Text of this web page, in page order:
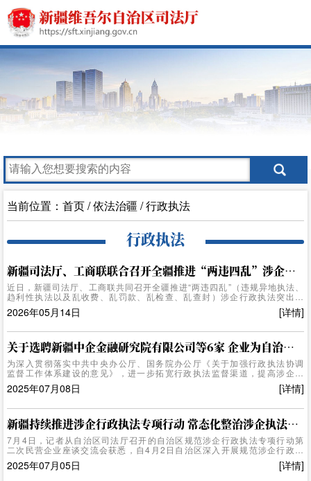
当前位置： 首页/依法治疆 /行政执法
行政执法
新疆司法厅、工商联联合召开全疆推进“两违四乱”涉企行政执法突出问题集中整治和重大民生实事商会企业家座谈会
近日，新疆司法厅、工商联共同召开全疆推进“两违四乱”（违规异地执法、
趋利性执法以及乱收费、乱罚款、乱检查、乱查封）涉企行政执法突出问
题集中整治和重大民生实事商会企业家座谈会。新疆浙江商会、广东商
会、黄冈商会、温州商会、四川商会、废旧物资回收商会、汽车后市场商
谈。 会议通报了新疆“两违四乱”涉企行政执法集中整治民生实事工作阶段
性情况，并指出，自2025年3月以来，新疆认真贯彻落实党中央国务院关
于开展规范涉企行政执法专项行动决策部署，聚焦企业反映强烈的突出问
题，精准监督、动真碰硬，加大纠治力度，推进严格规范公正文明执法，
切实维护企业合法权...
2026年05月14日 [详情]
关于选聘新疆中企金融研究院有限公司等6家 企业为自治区行政执法监督企业联系点的公告
为深入贯彻落实中共中央办公厅、国务院办公厅《关于加强行政执法协调
监督工作体系建设的意见》，进一步拓宽行政执法监督渠道，提高涉企行
政执法监督效能，持续优化营商环境，根据《新疆维吾尔自治区行政执法
监督联系点管理办法》规定，自治区司法厅选聘新疆中企金融研究院有限
年7月至2028年7月。企业联系点职责：信息反馈、监督评价、沟通协调。
主要包括：反映行政执法和行政执法监督工作情况，特别是有关行政执法
部门在本企业、本行业的执法情况，评价行政执法质效，提出合理化意见
和建议；协助收集涉及行政执法的社情民意；对行政执法行为进行社会监
督，反映社会各界的意见和...
2025年07月08日 [详情]
新疆持续推进涉企行政执法专项行动 常态化整治涉企执法乱象
7月4日，记者从自治区司法厅召开的自治区规范涉企行政执法专项行动第
二次民营企业座谈交流会获悉，自4月2日自治区深入开展规范涉企行政执
法专项行动以来，全区通过三级联动、多渠道线索征集和硬核督办，收集
问题线索747条，涉案金额4577.39万元，为企业挽回经济损失1438.19万
2025年07月05日 [详情]